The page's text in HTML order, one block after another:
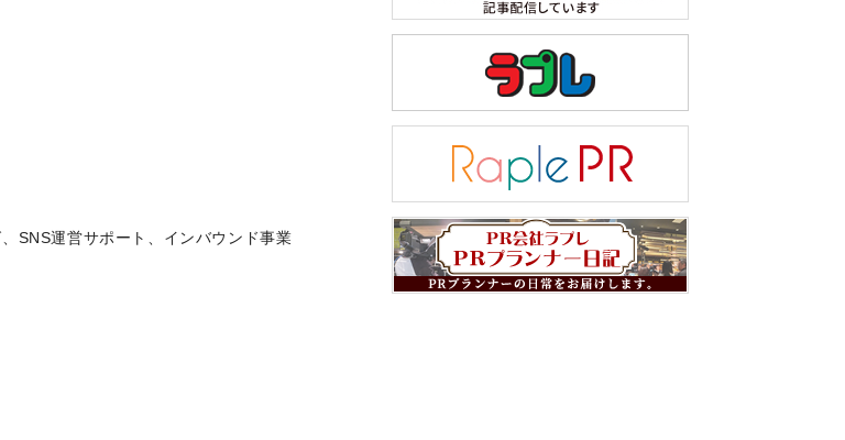
ン）
SNS運営サポート、インバウンド事業
）